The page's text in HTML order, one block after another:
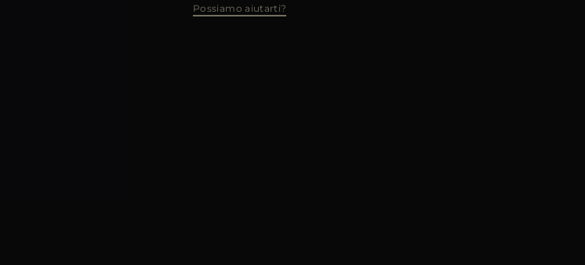
Possiamo aiutarti?